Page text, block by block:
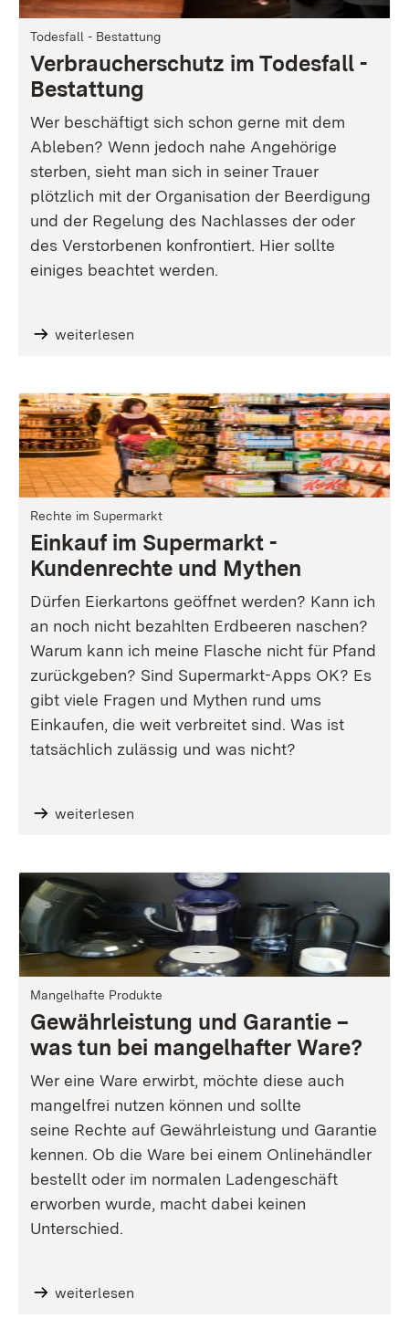
Todesfall - Bestattung
Verbraucherschutz im Todesfall -
Bestattung
Wer beschäftigt sich schon gerne mit dem
Ableben? Wenn jedoch nahe Angehörige
sterben, sieht man sich in seiner Trauer
plötzlich mit der Organisation der Beerdigung
und der Regelung des Nachlasses der oder
des Verstorbenen konfrontiert. Hier sollte
einiges beachtet werden.
weiterlesen
Rechte im Supermarkt
Einkauf im Supermarkt -
Kundenrechte und Mythen
Dürfen Eierkartons geöffnet werden? Kann ich
an noch nicht bezahlten Erdbeeren naschen?
Warum kann ich meine Flasche nicht für Pfand
zurückgeben? Sind Supermarkt-Apps OK? Es
gibt viele Fragen und Mythen rund ums
Einkaufen, die weit verbreitet sind. Was ist
tatsächlich zulässig und was nicht?
weiterlesen
Mangelhafte Produkte
Gewährleistung und Garantie –
was tun bei mangelhafter Ware?
Wer eine Ware erwirbt, möchte diese auch
mangelfrei nutzen können und sollte
seine Rechte auf Gewährleistung und Garantie
kennen. Ob die Ware bei einem Onlinehändler
bestellt oder im normalen Ladengeschäft
erworben wurde, macht dabei keinen
Unterschied.
weiterlesen